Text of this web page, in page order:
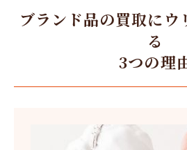
ブランド品の買取にウ
る
3つの理